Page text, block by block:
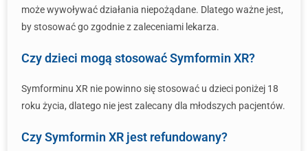
może wywoływać działania niepożądane. Dlatego ważne jest,
by stosować go zgodnie z zaleceniami lekarza.
Czy dzieci mogą stosować Symformin XR?
Symforminu XR nie powinno się stosować u dzieci poniżej 18
roku życia, dlatego nie jest zalecany dla młodszych pacjentów.
Czy Symformin XR jest refundowany?